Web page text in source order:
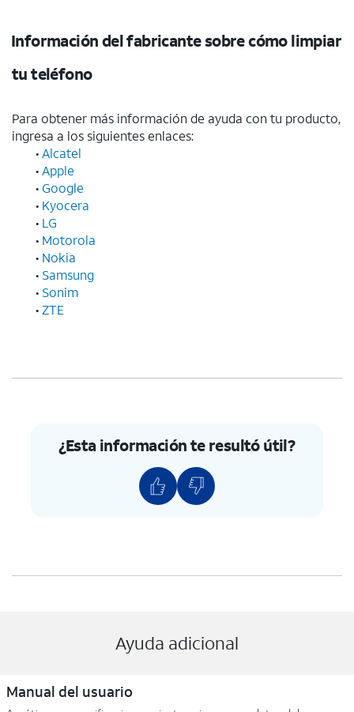
Información del fabricante sobre cómo limpiar
tu teléfono
Para obtener más información de ayuda con tu producto,
ingresa a los siguientes enlaces:
•Alcatel
•Apple
•Google
• Kyocera
• LG
• Motorola
• Nokia
• Samsung
• Sonim
•ZTE
¿Esta información te resultó útil?
Ayuda adicional
Manual del usuario